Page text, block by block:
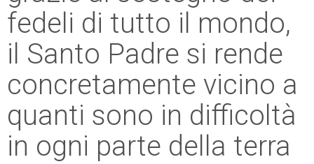
fedeli di tutto il mondo,
il Santo Padre si rende
concretamente vicino a
quanti sono in difficoltà
in ogni parte della terra